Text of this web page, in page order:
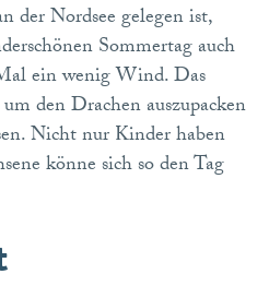
der Nordsee gelegen ist,
Sommertag auch
ein wenig Wind. Das
den Drachen auszupacken
Nicht nur Kinder haben
könne sich so den Tag